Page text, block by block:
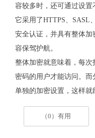
容较多时，还可通过设置
它采用了HTTPS、SASL
安全认证，并具有整体
容保驾护航。
整体加密就意味着，每
密码的用户才能访问。
单独的加密设置，这样就
（0）有用